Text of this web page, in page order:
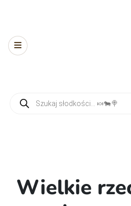
Wielkie